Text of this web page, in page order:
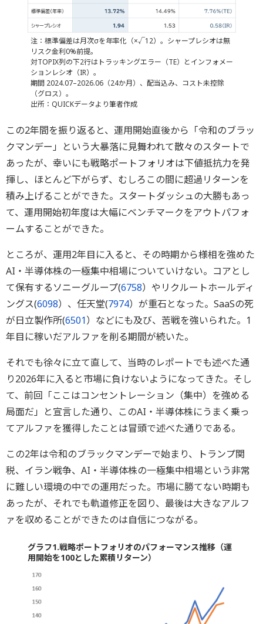
注：標準偏差は月次σを年率化（×√12）。シャープレシオは無
リスク金利0%前提。
対TOPIX列の下2行はトラッキングエラー（TE）とインフォメー
ションレシオ（IR）。
期間 2024.07–2026.06（24か月）、配当込み、コスト未控除
（グロス）。
出所：QUICKデータより筆者作成
この2年間を振り返ると、運用開始直後から「令和のブラッ
クマンデー」という大暴落に見舞われて散々のスタートで
あったが、幸いにも戦略ポートフォリオは下値抵抗力を発
揮し、ほとんど下がらず、むしろこの間に超過リターンを
積み上げることができた。スタートダッシュの大勝もあっ
て、運用開始初年度は大幅にベンチマークをアウトパフォ
ームすることができた。
ところが、運用2年目に入ると、その時期から様相を強めた
AI・半導体株の一極集中相場についていけない。コアとし
て保有するソニーグループ(6758）やリクルートホールディ
ングス(6098）、任天堂(7974）が重石となった。SaaSの死
が日立製作所(6501）などにも及び、苦戦を強いられた。1
年目に稼いだアルファを削る期間が続いた。
それでも徐々に立て直して、当時のレポートでも述べた通
り2026年に入ると市場に負けないようになってきた。そし
て、前回「ここはコンセントレーション（集中）を強める
局面だ」と宣言した通り、このAI・半導体株にうまく乗っ
てアルファを獲得したことは冒頭で述べた通りである。
この2年は令和のブラックマンデーで始まり、トランプ関
税、イラン戦争、AI・半導体株の一極集中相場という非常
に難しい環境の中での運用だった。市場に勝てない時期も
あったが、それでも軌道修正を図り、最後は大きなアルフ
ァを収めることができたのは自信につながる。
グラフ1.戦略ポートフォリオのパフォーマンス推移（運
用開始を100とした累積リターン）